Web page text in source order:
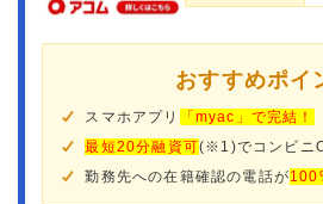
おすすめポイ
スマホアプリ
「myac」で完結！
最短20分融資可(※1)でコンビニ
勤務先への在籍確認の電話が